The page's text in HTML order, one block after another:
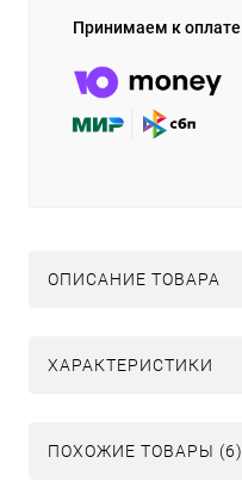
Принимаем к оплате
ОПИСАНИЕ ТОВАРА
ХАРАКТЕРИСТИКИ
ПОХОЖИЕ ТОВАРЫ (6)